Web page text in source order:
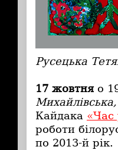
Русецька
17 жовтняо
Кайдака «Час
роботи
по 2013-й рік.